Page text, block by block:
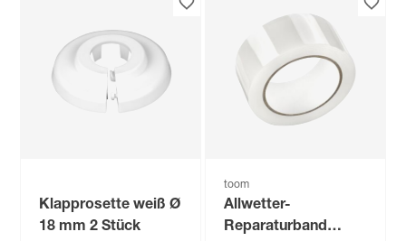
Klapprosette weiß Ø
18 mm 2 Stück
toom
Allwetter-
Reparaturband